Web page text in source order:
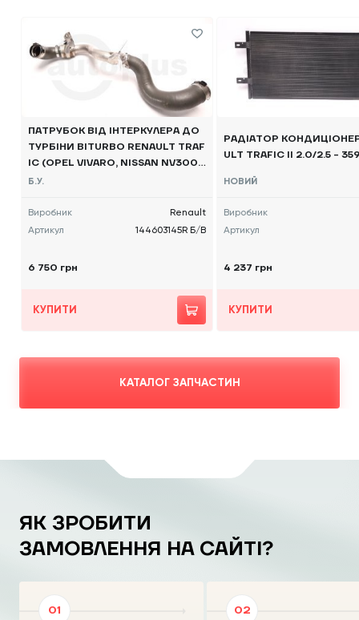
ПАТРУБОК ВІД ІНТЕРКУЛЕРА ДО
ТУРБІНИ BITURBO RENAULT TRAF
IC (OPEL VIVARO, NISSAN NV300)
2014 -, 144603145R Б/В
Б.У.
Виробник
Renault
Артикул
144603145R Б/В
6 750 грн
КУПИТИ
РАДІАТОР
ULT TRAFIC II 2.0/2.5 -
НОВИЙ
Виробник
Артикул
4 237 грн
КУПИТИ
КАТАЛОГ ЗАПЧАСТИН
ЯК ЗРОБИТИ
ЗАМОВЛЕННЯ НА САЙТІ?